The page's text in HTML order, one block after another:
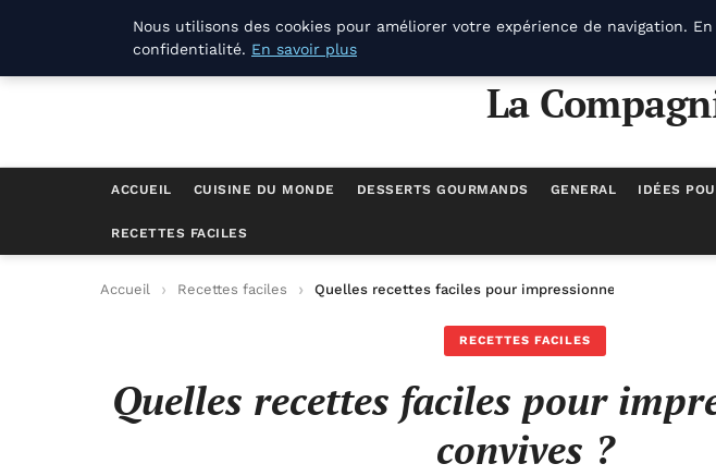
La Compagnie Des Terroirs
La
ACCUEIL CUISINE DU MONDE DESSERTS GOURMANDS GENERAL IDÉES
RECETTES FACILES
Accueil Recettes faciles Quelles recettes faciles pour impressionner ses convives
RECETTES FACILES
Quelles recettes faciles pour
convives ?
Nous utilisons des cookies pour améliorer votre expérience de navigation.
confidentialité. En savoir plus